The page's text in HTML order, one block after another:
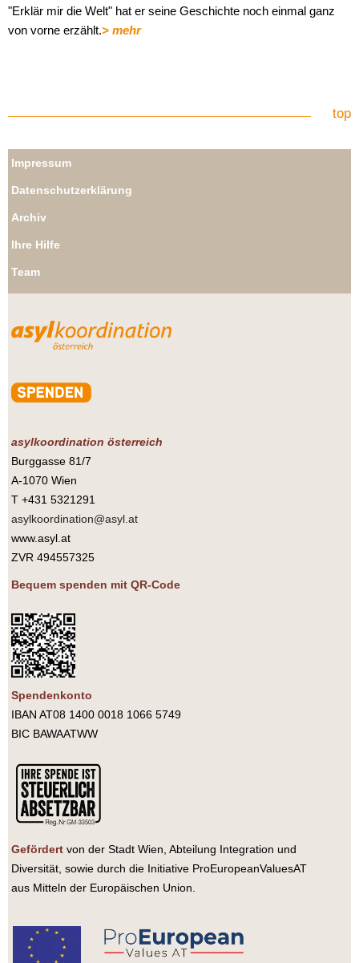
"Erklär mir die Welt" hat er seine Geschichte noch einmal ganz
von vorne erzählt.> mehr
top
Impressum
Datenschutzerklärung
Archiv
Ihre Hilfe
Team
asylkoordination österreich
Burggasse 81/7
A-1070 Wien
T +431 5321291
asylkoordination@asyl.at
www.asyl.at
ZVR 494557325
Bequem spenden mit QR-Code
Spendenkonto
IBAN AT08 1400 0018 1066 5749
BIC BAWAATWW
Gefördert von der Stadt Wien, Abteilung Integration und
Diversität, sowie durch die Initiative ProEuropeanValuesAT
aus Mitteln der Europäischen Union.